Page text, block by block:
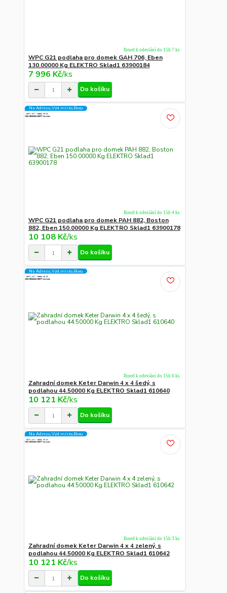
WPC G21 podlaha pro domek GAH 706, Eben
130.00000 Kg ELEKTRO Sklad1 63900184
7 996 Kč/ks
Ihned k odeslání do 15h 7 ks
Do košíku
Na Adresu,Výd.místo,Boxu
WPC G21 podlaha pro domek PAH 882, Boston
882, Eben 150.00000 Kg ELEKTRO Sklad1 63900178
10 108 Kč/ks
Ihned k odeslání do 15h 4 ks
Do košíku
Na Adresu,Výd.místo,Boxu
Zahradní domek Keter Darwin 4 x 4 šedý, s
podlahou 44.50000 Kg ELEKTRO Sklad1 610640
10 121 Kč/ks
Ihned k odeslání do 15h 6 ks
Do košíku
Na Adresu,Výd.místo,Boxu
Zahradní domek Keter Darwin 4 x 4 zelený, s
podlahou 44.50000 Kg ELEKTRO Sklad1 610642
10 121 Kč/ks
Ihned k odeslání do 15h 3 ks
Do košíku